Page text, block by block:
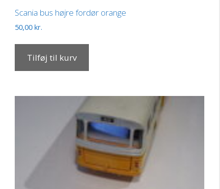
Scania bus højre fordør orange
50,00 kr.
Tilføj til kurv